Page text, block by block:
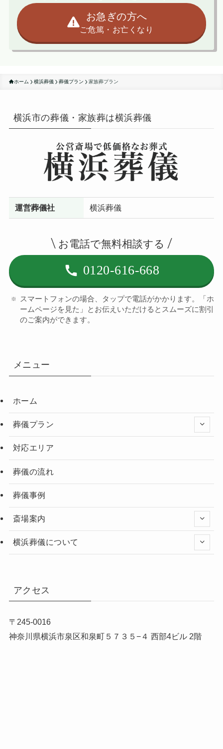
お急ぎの方へ
ご危篤・お亡くなり
ホーム 横浜葬儀 葬儀プラン 家族葬プラン
横浜市の葬儀・家族葬は横浜葬儀
運営葬儀社 横浜葬儀
お電話で無料相談する
0120-616-668
スマートフォンの場合、タップで電話がかかります。「ホ
ームページを見た」とお伝えいただけるとスムーズに割引
のご案内ができます。
メニュー
ホーム
葬儀プラン
対応エリア
葬儀の流れ
葬儀事例
斎場案内
横浜葬儀について
アクセス
〒245-0016
神奈川県横浜市泉区和泉町５７３５−４ 西部4ビル 2階